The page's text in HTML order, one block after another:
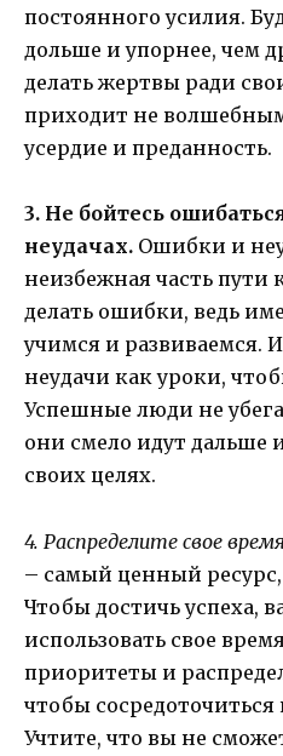
постоянного усилия.
дольше и упорнее, чем
делать жертвы ради
приходит не волшебным
усердие и преданность.
3. Не бойтесь
неудачах. Ошибки и
неизбежная часть пути
делать ошибки, ведь
учимся и развиваемся.
неудачи как уроки,
Успешные люди не
они смело идут дальше
своих целях.
4. Распределите свое
– самый ценный
Чтобы достичь успеха,
использовать свое
приоритеты и
чтобы
Учтите, что вы не